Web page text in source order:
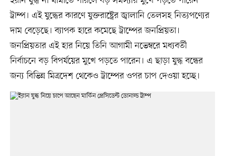
ট্রাম্প। এই যুদ্ধের কারণে যুক্তরাষ্ট্রের জ্বালানি তেলসহ নিত্যপণ্যের
দাম বেড়েছে। ব্যাপক হারে কমেছে ট্রাম্পের জনপ্রিয়তা।
জনপ্রিয়তার এই হার নিয়ে তিনি আগামী নভেম্বরে মধ্যবর্তী
নির্বাচনে বড় বিপর্যয়ের মুখে পড়তে পারেন। এ ছাড়া যুদ্ধ বন্ধের
জন্য বিভিন্ন মিত্রদেশ থেকেও ট্রাম্পের ওপর চাপ দেওয়া হচ্ছে।